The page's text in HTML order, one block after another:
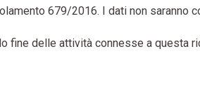
679/2016. I dati non
fine delle attività connesse a questa